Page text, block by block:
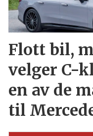
Flott bil,
velger C-
en av de
til